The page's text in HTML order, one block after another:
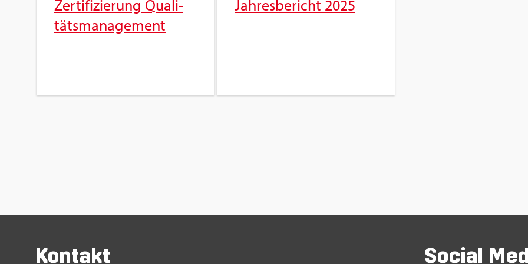
Zer­ti­fi­zie­rung Qua­li­
täts­ma­nage­ment
Jah­res­be­richt 2025
Kon­takt So­ci­al